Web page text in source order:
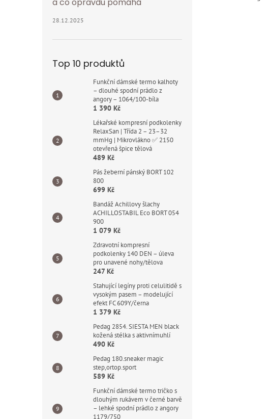
28.12.2025
Top 10 produktů
Funkční dámské termo kalhoty
– dlouhé spodní prádlo z
angory – 1064/100-bíla
1 390 Kč
Lékařské kompresní podkolenky
RelaxSan | Třída 2 – 23–32
mmHg | Mikrovlákno ✅ 2150
otevřená špice tělová
489 Kč
Pás žeberní pánský BORT 102
800
699 Kč
Bandáž Achillovy šlachy
ACHILLOSTABIL Eco BORT 054
900
1 079 Kč
Zdravotní kompresní
podkolenky 140 DEN – úleva
pro unavené nohy/tělova
247 Kč
Stahující legíny proti celulitidě s
vysokým pasem – modelující
efekt FC 609Y/černa
1 379 Kč
Pedag 2854. SIESTA MEN black
kožená stélka s aktivnímuhlí
490 Kč
Pedag 180.sneaker magic
step,ortop.sport
589 Kč
Funkční dámské termo tričko s
dlouhým rukávem v černé barvě
– lehké spodní prádlo z angory
1179/750